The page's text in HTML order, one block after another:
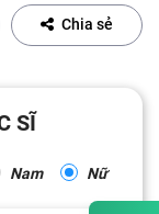
Chia sẻ
SĨ
Nam Nữ